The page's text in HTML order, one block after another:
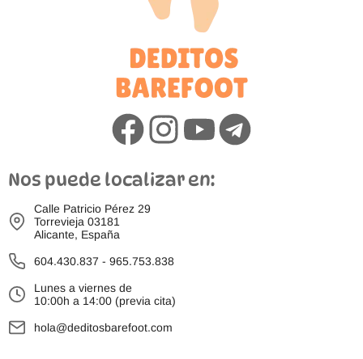
Nos puede localizar en:
Calle Patricio Pérez 29
Torrevieja 03181
Alicante, España
604.430.837 - 965.753.838
Lunes a viernes de
10:00h a 14:00 (previa cita)
hola@deditosbarefoot.com